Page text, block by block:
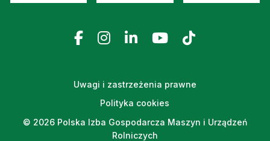
Uwagi i zastrzeżenia prawne
Polityka cookies
© 2026 Polska Izba Gospodarcza Maszyn i Urządzeń
Rolniczych